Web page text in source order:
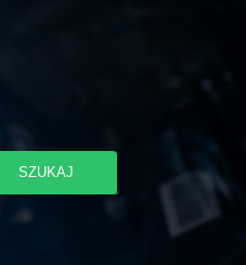
SZUKAJ